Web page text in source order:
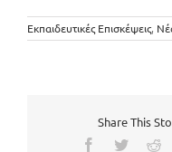
Εκπαιδευτικές Επισκέψεις,
Share This
Facebook
Twitter